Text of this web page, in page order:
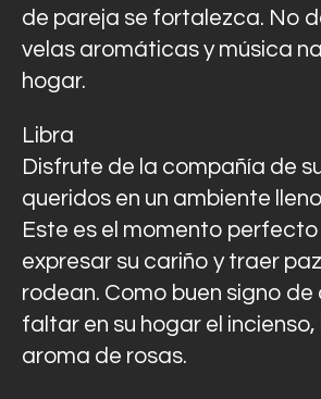
de pareja se fortalezca. No
velas aromáticas y música
hogar.
Libra
Disfrute de la compañía de
queridos en un ambiente
Este es el momento
expresar su cariño y traer
rodean. Como buen signo de
faltar en su hogar el incienso,
aroma de rosas.